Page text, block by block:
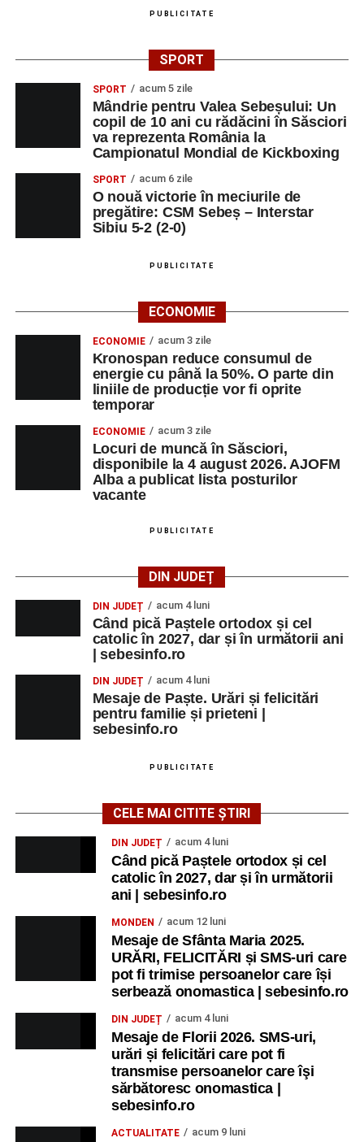
PUBLICITATE
SPORT
SPORT acum 5 zile
Mândrie pentru Valea Sebeșului: Un
copil de 10 ani cu rădăcini în Săsciori
va reprezenta România la
Campionatul Mondial de Kickboxing
SPORT acum 6 zile
O nouă victorie în meciurile de
pregătire: CSM Sebeș – Interstar
Sibiu 5-2 (2-0)
PUBLICITATE
ECONOMIE
ECONOMIE acum 3 zile
Kronospan reduce consumul de
energie cu până la 50%. O parte din
liniile de producție vor fi oprite
temporar
ECONOMIE acum 3 zile
Locuri de muncă în Săsciori,
disponibile la 4 august 2026. AJOFM
Alba a publicat lista posturilor
vacante
PUBLICITATE
DIN JUDEȚ
DIN JUDEȚ acum 4 luni
Când pică Paștele ortodox și cel
catolic în 2027, dar și în următorii ani
| sebesinfo.ro
DIN JUDEȚ acum 4 luni
Mesaje de Paște. Urări și felicitări
pentru familie și prieteni |
sebesinfo.ro
PUBLICITATE
CELE MAI CITITE ȘTIRI
DIN JUDEȚ acum 4 luni
Când pică Paștele ortodox și cel
catolic în 2027, dar și în următorii
ani | sebesinfo.ro
MONDEN acum 12 luni
Mesaje de Sfânta Maria 2025.
URĂRI, FELICITĂRI și SMS-uri care
pot fi trimise persoanelor care își
serbează onomastica | sebesinfo.ro
DIN JUDEȚ acum 4 luni
Mesaje de Florii 2026. SMS-uri,
urări și felicitări care pot fi
transmise persoanelor care îşi
sărbătoresc onomastica |
sebesinfo.ro
ACTUALITATE acum 9 luni